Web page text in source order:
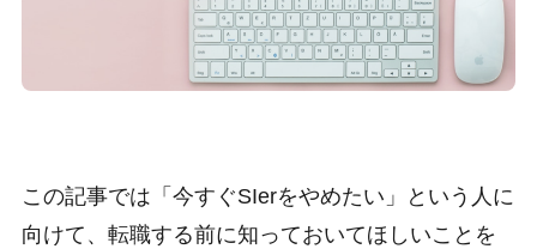
この記事では「今すぐSIerをやめたい」という人に
向けて、転職する前に知っておいてほしいことを